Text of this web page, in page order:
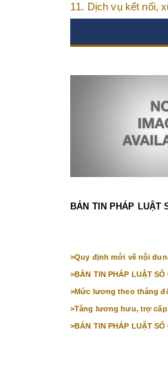
11. Dịch vụ kết nối,
BẢN TIN PHÁP LUẬT
>Quy định mới về nội
>BẢN TIN PHÁP LUẬT SỐ
>Mức lương theo tháng
>Tăng lương hưu, trợ cấp
>BẢN TIN PHÁP LUẬT SỐ